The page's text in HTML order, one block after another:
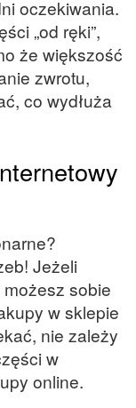
oczekiwania.
„od ręki”,
że większość
zwrotu,
co wydłuża
Jeżeli
możesz sobie
w sklepie
nie zależy
w
online.